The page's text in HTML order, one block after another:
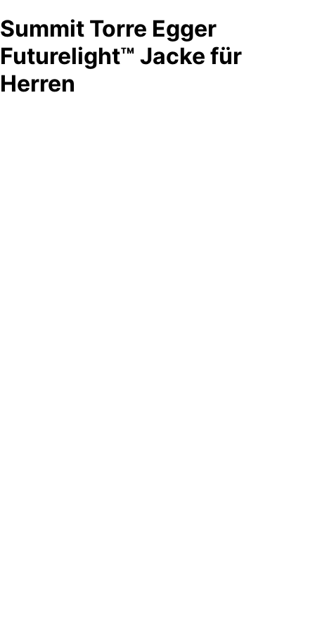
Summit Torre Egger
Futurelight™ Jacke für
Herren